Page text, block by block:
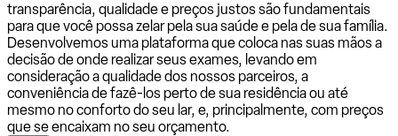
transparência, qualidade e preços justos são fundamentais
para que você possa zelar pela sua saúde e pela de sua família.
Desenvolvemos uma plataforma que coloca nas suas mãos a
decisão de onde realizar seus exames, levando em
consideração a qualidade dos nossos parceiros, a
conveniência de fazê-los perto de sua residência ou até
mesmo no conforto do seu lar, e, principalmente, com preços
que se encaixam no seu orçamento.